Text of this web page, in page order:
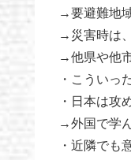
→要避難地
→災害時は
→他県や他
・こういっ
・日本は攻
→外国で学
・近隣でも